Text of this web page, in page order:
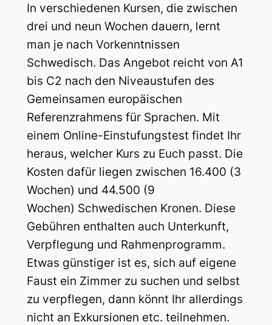
In verschiedenen Kursen, die zwischen
drei und neun Wochen dauern, lernt
man je nach Vorkenntnissen
Schwedisch. Das Angebot reicht von A1
bis C2 nach den Niveaustufen des
Gemeinsamen europäischen
Referenzrahmens für Sprachen. Mit
einem Online-Einstufungstest findet Ihr
heraus, welcher Kurs zu Euch passt. Die
Kosten dafür liegen zwischen 16.400 (3
Wochen) und 44.500 (9
Wochen) Schwedischen Kronen. Diese
Gebühren enthalten auch Unterkunft,
Verpflegung und Rahmenprogramm.
Etwas günstiger ist es, sich auf eigene
Faust ein Zimmer zu suchen und selbst
zu verpflegen, dann könnt Ihr allerdings
nicht an Exkursionen etc. teilnehmen.